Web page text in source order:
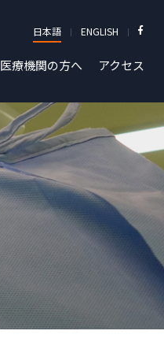
日本語 ENGLISH
医療機関の方へ アクセス